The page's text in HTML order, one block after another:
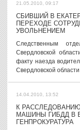
21.05.2010, 09:17
СБИВШИЙ В
ПЕРЕХОДЕ
УВОЛЬНЕНИЕМ
Следственным
Свердловской
факту наезда
Свердловской
14.04.2010, 13:52
К
МАШИНЫ ГИБДД В
ГЕНПРОКУРАТУРА